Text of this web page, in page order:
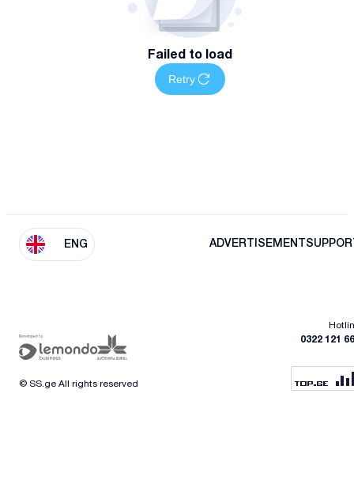
Failed to load
Retry
ENG ADVERTISEMENT
0322 121
© SS.ge All rights reserved